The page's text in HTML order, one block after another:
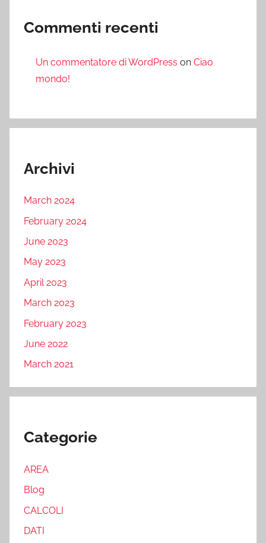
Commenti recenti
Un commentatore di WordPress on Ciao
mondo!
Archivi
March 2024
February 2024
June 2023
May 2023
April 2023
March 2023
February 2023
June 2022
March 2021
Categorie
AREA
Blog
CALCOLI
DATI